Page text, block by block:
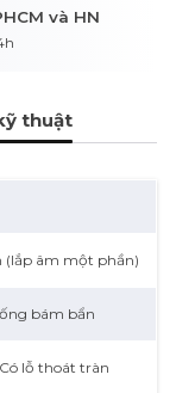
và HN
thuật
(lắp âm một phần)
bám bẩn
lỗ thoát tràn